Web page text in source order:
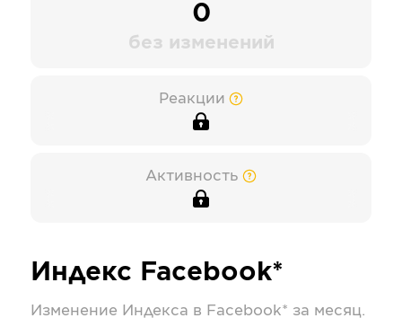
0
без изменений
Реакции
Активность
Индекс Facebook*
Изменение Индекса в Facebook* за месяц.